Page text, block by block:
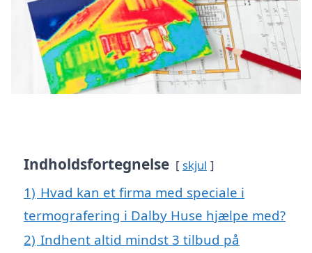
Indholdsfortegnelse skjul
1) Hvad kan et firma med speciale i
termografering i Dalby Huse hjælpe med?
2) Indhent altid mindst 3 tilbud på